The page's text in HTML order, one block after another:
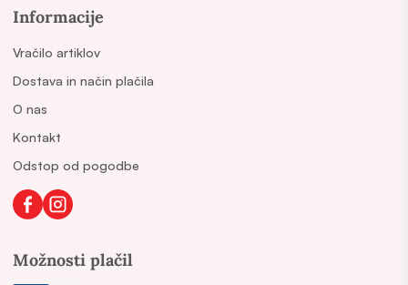
Informacije
Vračilo artiklov
Dostava in način plačila
O nas
Kontakt
Odstop od pogodbe
Možnosti plačil